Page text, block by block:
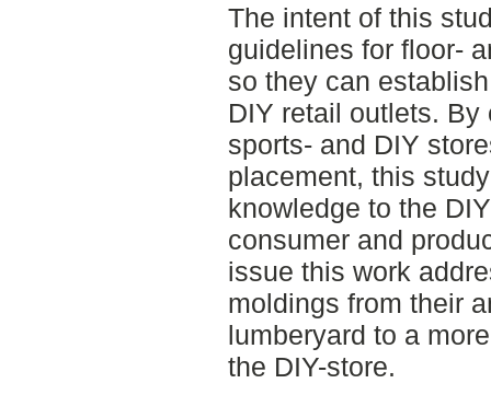
The intent of this
guidelines for floor-
so they can
DIY retail outlets.
sports- and DIY
placement, this
knowledge to the
consumer and
issue this work
moldings from their
lumberyard to a
the DIY-store.